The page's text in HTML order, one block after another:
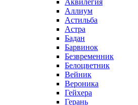
Аквилегия
Аллиум
Астильба
Астра
Бадан
Барвинок
Безвременник
Белоцветник
Вейник
Вероника
Гейхера
Герань